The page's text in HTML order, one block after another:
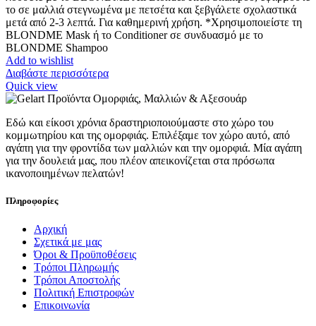
το σε μαλλιά στεγνωμένα με πετσέτα και ξεβγάλετε σχολαστικά
μετά από 2-3 λεπτά. Για καθημερινή χρήση. *Χρησιμοποιείστε τη
BLONDME Mask ή το Conditioner σε συνδυασμό με το
BLONDME Shampoo
Add to wishlist
Διαβάστε περισσότερα
Quick view
Εδώ και είκοσι χρόνια δραστηριοποιούμαστε στο χώρο του
κομμωτηρίου και της ομορφιάς. Επιλέξαμε τον χώρο αυτό, από
αγάπη για την φροντίδα των μαλλιών και την ομορφιά. Μία αγάπη
για την δουλειά μας, που πλέον απεικονίζεται στα πρόσωπα
ικανοποιημένων πελατών!
Πληροφορίες
Αρχική
Σχετικά με μας
Όροι & Προϋποθέσεις
Τρόποι Πληρωμής
Τρόποι Αποστολής
Πολιτική Επιστροφών
Επικοινωνία